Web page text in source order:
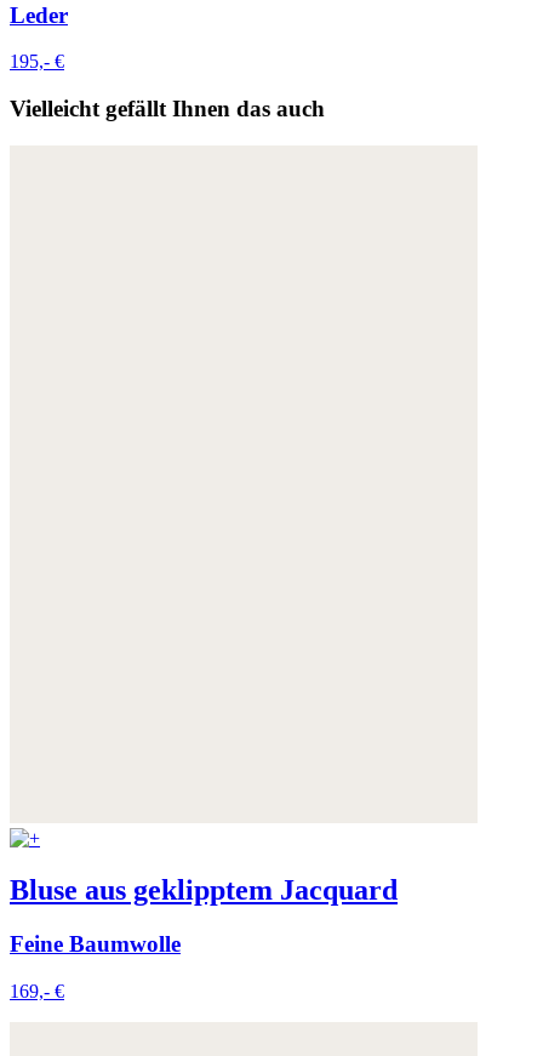
Leder
195,- €
Vielleicht gefällt Ihnen das auch
Bluse aus geklipptem Jacquard
Feine Baumwolle
169,- €